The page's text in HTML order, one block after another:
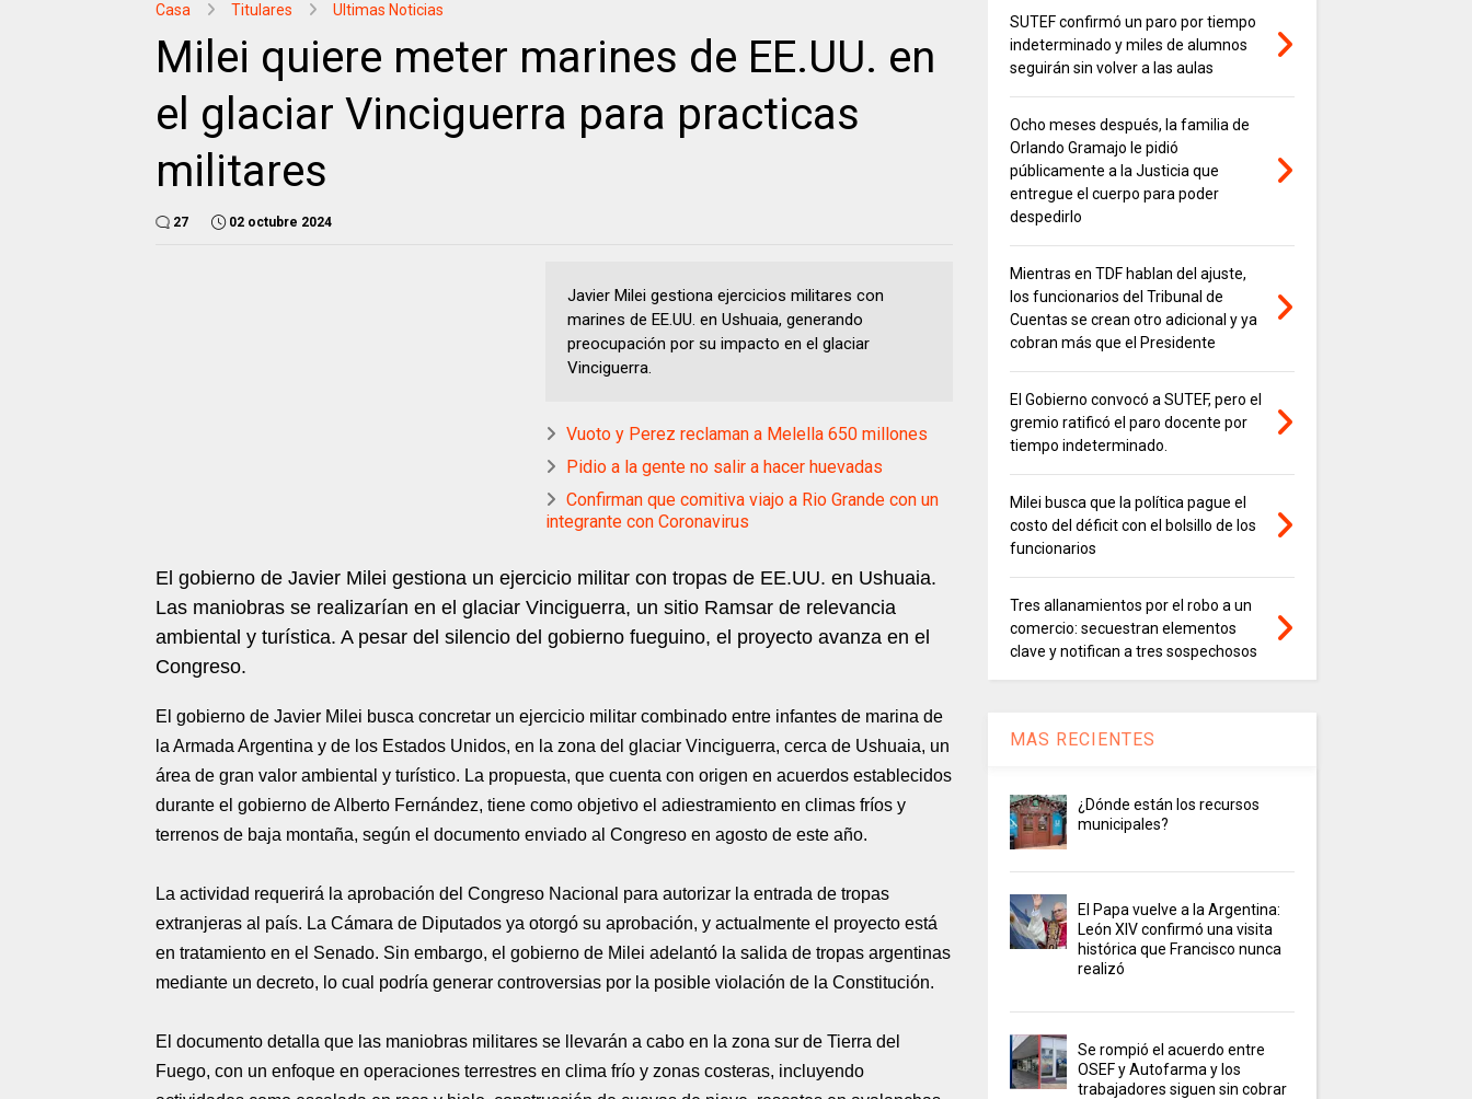
Casa Titulares Ultimas Noticias
Milei quiere meter marines de EE.UU. en
el glaciar Vinciguerra para practicas
militares
27 02 octubre 2024
Javier Milei gestiona ejercicios militares con
marines de EE.UU. en Ushuaia, generando
preocupación por su impacto en el glaciar
Vinciguerra.
Vuoto y Perez reclaman a Melella 650 millones
Pidio a la gente no salir a hacer huevadas
Confirman que comitiva viajo a Rio Grande con un
integrante con Coronavirus
El gobierno de Javier Milei gestiona un ejercicio militar con tropas de EE.UU. en Ushuaia.
Las maniobras se realizarían en el glaciar Vinciguerra, un sitio Ramsar de relevancia
ambiental y turística. A pesar del silencio del gobierno fueguino, el proyecto avanza en el
Congreso.
El gobierno de Javier Milei busca concretar un ejercicio militar combinado entre infantes de marina de
la Armada Argentina y de los Estados Unidos, en la zona del glaciar Vinciguerra, cerca de Ushuaia, un
área de gran valor ambiental y turístico. La propuesta, que cuenta con origen en acuerdos establecidos
durante el gobierno de Alberto Fernández, tiene como objetivo el adiestramiento en climas fríos y
terrenos de baja montaña, según el documento enviado al Congreso en agosto de este año.
La actividad requerirá la aprobación del Congreso Nacional para autorizar la entrada de tropas
extranjeras al país. La Cámara de Diputados ya otorgó su aprobación, y actualmente el proyecto está
en tratamiento en el Senado. Sin embargo, el gobierno de Milei adelantó la salida de tropas argentinas
mediante un decreto, lo cual podría generar controversias por la posible violación de la Constitución.
El documento detalla que las maniobras militares se llevarán a cabo en la zona sur de Tierra del
Fuego, con un enfoque en operaciones terrestres en clima frío y zonas costeras, incluyendo
SUTEF confirmó un paro por tiempo
indeterminado y miles de alumnos
seguirán sin volver a las aulas
Ocho meses después, la familia de
Orlando Gramajo le pidió
públicamente a la Justicia que
entregue el cuerpo para poder
despedirlo
Mientras en TDF hablan del ajuste,
los funcionarios del Tribunal de
Cuentas se crean otro adicional y ya
cobran más que el Presidente
El Gobierno convocó a SUTEF, pero el
gremio ratificó el paro docente por
tiempo indeterminado.
Milei busca que la política pague el
costo del déficit con el bolsillo de los
funcionarios
Tres allanamientos por el robo a un
comercio: secuestran elementos
clave y notifican a tres sospechosos
MAS RECIENTES
¿Dónde están los recursos
municipales?
El Papa vuelve a la Argentina:
León XIV confirmó una visita
histórica que Francisco nunca
realizó
Se rompió el acuerdo entre
OSEF y Autofarma y los
trabajadores siguen sin cobrar